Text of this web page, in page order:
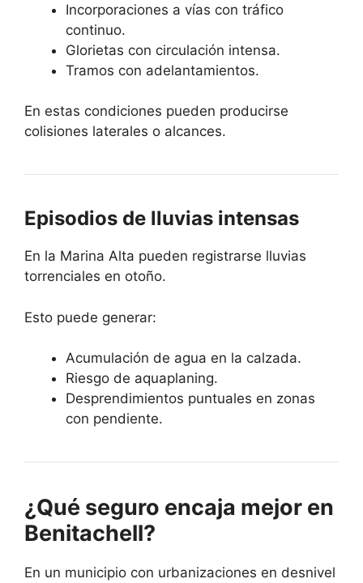
Incorporaciones a vías con tráfico
continuo.
Glorietas con circulación intensa.
Tramos con adelantamientos.
En estas condiciones pueden producirse
colisiones laterales o alcances.
Episodios de lluvias intensas
En la Marina Alta pueden registrarse lluvias
torrenciales en otoño.
Esto puede generar:
Acumulación de agua en la calzada.
Riesgo de aquaplaning.
Desprendimientos puntuales en zonas
con pendiente.
¿Qué seguro encaja mejor en
Benitachell?
En un municipio con urbanizaciones en desnivel